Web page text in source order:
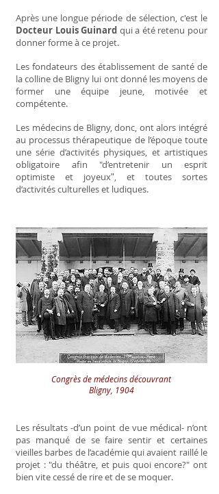
Après une longue période de sélection, c'est le
Docteur Louis Guinard qui a été retenu pour
donner forme à ce projet.
Les fondateurs des établissement de santé de
la colline de Bligny lui ont donné les moyens de
former une équipe jeune, motivée et
compétente.
Les médecins de Bligny, donc, ont alors intégré
au processus thérapeutique de l’époque toute
une série d’activités physiques, et artistiques
obligatoire afin "d’entretenir un esprit
optimiste et joyeuxʺ, et toutes sortes
d’activités culturelles et ludiques.
Congrès de médecins découvrant
Bligny, 1904
Les résultats -d’un point de vue médical- n’ont
pas manqué de se faire sentir et certaines
vieilles barbes de l’académie qui avaient raillé le
projet : "du théâtre, et puis quoi encore?" ont
bien vite cessé de rire et de se moquer.